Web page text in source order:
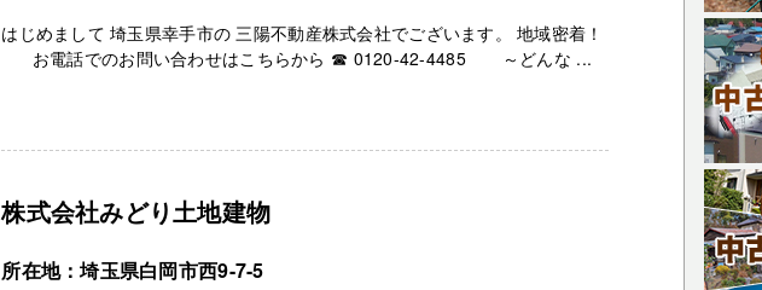
はじめまして 埼玉県幸手市の 三陽不動産株式会社でございます。 地域密着！
お電話でのお問い合わせはこちらから ☎ 0120-42-4485 ～どんな ...
株式会社みどり土地建物
所在地：埼玉県白岡市西9-7-5